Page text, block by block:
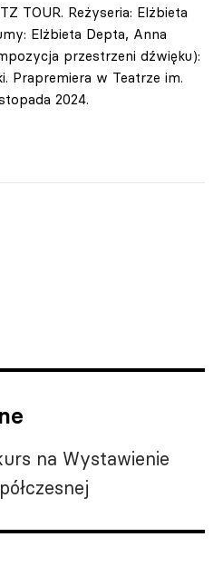
TOUR. Reżyseria: Elżbieta
Elżbieta Depta, Anna
przestrzeni dźwięku):
Prapremiera w Teatrze im.
2024.
na Wystawienie